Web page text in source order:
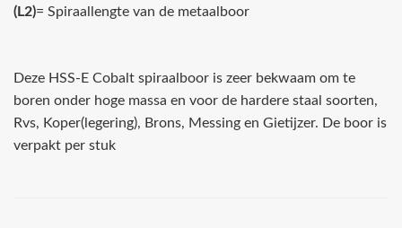
(L2)= Spiraallengte van de metaalboor
Deze HSS-E Cobalt spiraalboor is zeer bekwaam om te
boren onder hoge massa en voor de hardere staal soorten,
Rvs, Koper(legering), Brons, Messing en Gietijzer. De boor is
verpakt per stuk